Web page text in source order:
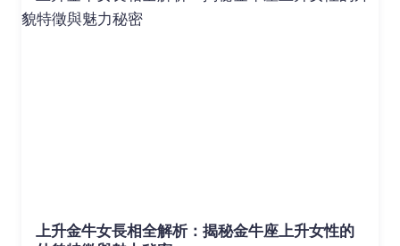
上升金牛女長相全解析：揭秘金牛座上升女性的